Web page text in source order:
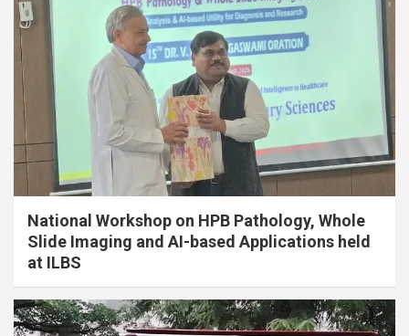
National Workshop on HPB Pathology, Whole
Slide Imaging and AI-based Applications held
at ILBS